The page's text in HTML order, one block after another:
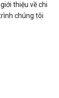
thiệu về chi
chúng tôi